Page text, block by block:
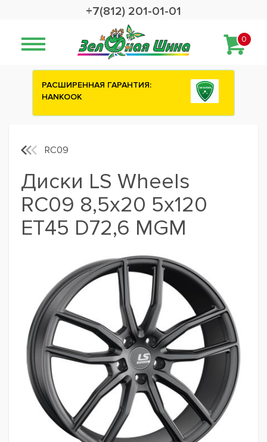
+7(812) 201-01-01
0
ГАРАНТИЯ:
Сashback 2500 рублей
шины ATTAR
RC09
Диски LS Wheels
RC09 8,5x20 5x120
ET45 D72,6 MGM